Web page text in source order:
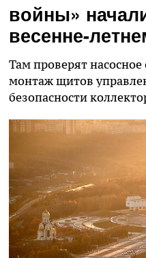
войны»
весенне-
Там проверят
монтаж щитов
безопасности